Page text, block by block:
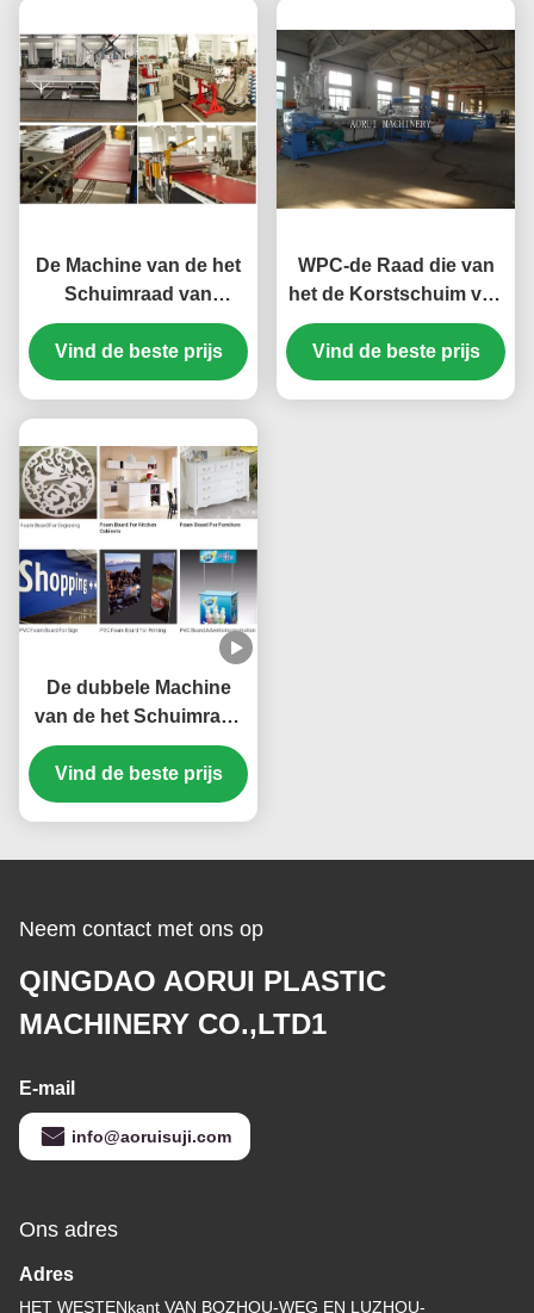
De Machine van de het
Schuimraad van
meubilairwpc pvc met
Tweelingschroefextruder
Vind de beste prijs
WPC-de Raad die van
het de Korstschuim van
pvc Machine voor
Meubilair 380V 50HZ
maken
Vind de beste prijs
De dubbele Machine
van de het Schuimraad
van Schroefwpc pvc
voor Deur 1220 -
1600mm
Vind de beste prijs
Neem contact met ons op
QINGDAO AORUI PLASTIC
MACHINERY CO.,LTD1
E-mail
info@aoruisuji.com
Ons adres
Adres
HET WESTENkant VAN BOZHOU-WEG EN LUZHOU-